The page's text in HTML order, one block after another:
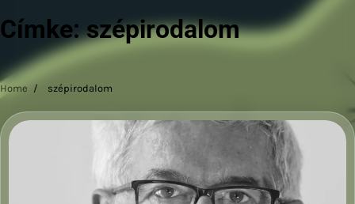
Címke:szépirodalom
Home szépirodalom